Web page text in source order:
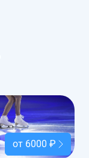
от 6000 ₽